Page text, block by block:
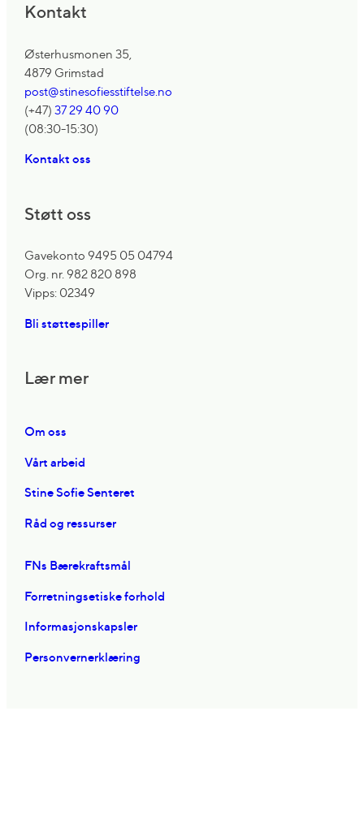
Kontakt
Østerhusmonen 35,
4879 Grimstad
post@stinesofiesstiftelse.no
(+47)37 29 40 90
(08:30-15:30)
Kontakt oss
Støtt oss
Gavekonto 9495 05 04794
Org. nr. 982 820 898
Vipps: 02349
Bli støttespiller
Lær mer
Om oss
Vårt arbeid
Stine Sofie Senteret
Råd og ressurser
FNs Bærekraftsmål
Forretningsetiske forhold
Informasjonskapsler
Personvernerklæring